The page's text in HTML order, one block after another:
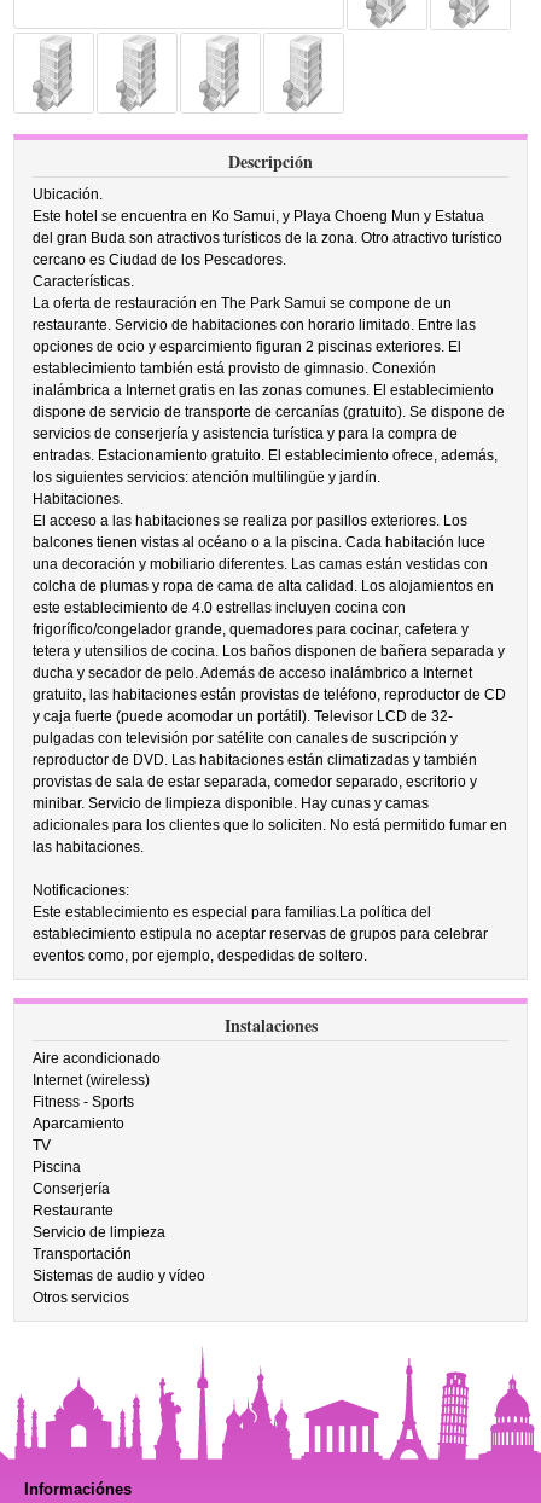
Descripción
Ubicación.
Este hotel se encuentra en Ko Samui, y Playa Choeng Mun y Estatua
del gran Buda son atractivos turísticos de la zona. Otro atractivo turístico
cercano es Ciudad de los Pescadores.
Características.
La oferta de restauración en The Park Samui se compone de un
restaurante. Servicio de habitaciones con horario limitado. Entre las
opciones de ocio y esparcimiento figuran 2 piscinas exteriores. El
establecimiento también está provisto de gimnasio. Conexión
inalámbrica a Internet gratis en las zonas comunes. El establecimiento
dispone de servicio de transporte de cercanías (gratuito). Se dispone de
servicios de conserjería y asistencia turística y para la compra de
entradas. Estacionamiento gratuito. El establecimiento ofrece, además,
los siguientes servicios: atención multilingüe y jardín.
Habitaciones.
El acceso a las habitaciones se realiza por pasillos exteriores. Los
balcones tienen vistas al océano o a la piscina. Cada habitación luce
una decoración y mobiliario diferentes. Las camas están vestidas con
colcha de plumas y ropa de cama de alta calidad. Los alojamientos en
este establecimiento de 4.0 estrellas incluyen cocina con
frigorífico/congelador grande, quemadores para cocinar, cafetera y
tetera y utensilios de cocina. Los baños disponen de bañera separada y
ducha y secador de pelo. Además de acceso inalámbrico a Internet
gratuito, las habitaciones están provistas de teléfono, reproductor de CD
y caja fuerte (puede acomodar un portátil). Televisor LCD de 32-
pulgadas con televisión por satélite con canales de suscripción y
reproductor de DVD. Las habitaciones están climatizadas y también
provistas de sala de estar separada, comedor separado, escritorio y
minibar. Servicio de limpieza disponible. Hay cunas y camas
adicionales para los clientes que lo soliciten. No está permitido fumar en
las habitaciones.
Notificaciones:
Este establecimiento es especial para familias.La política del
establecimiento estipula no aceptar reservas de grupos para celebrar
eventos como, por ejemplo, despedidas de soltero.
Instalaciones
Aire acondicionado
Internet (wireless)
Fitness - Sports
Aparcamiento
TV
Piscina
Conserjería
Restaurante
Servicio de limpieza
Transportación
Sistemas de audio y vídeo
Otros servicios
Informaciónes